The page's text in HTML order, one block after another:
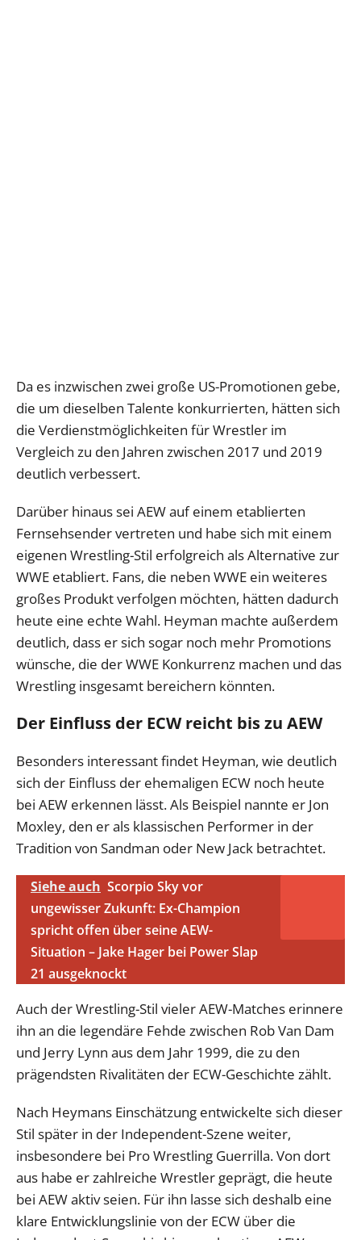
Da es inzwischen zwei große US-Promotionen gebe,
die um dieselben Talente konkurrierten, hätten sich
die Verdienstmöglichkeiten für Wrestler im
Vergleich zu den Jahren zwischen 2017 und 2019
deutlich verbessert.
Darüber hinaus sei AEW auf einem etablierten
Fernsehsender vertreten und habe sich mit einem
eigenen Wrestling-Stil erfolgreich als Alternative zur
WWE etabliert. Fans, die neben WWE ein weiteres
großes Produkt verfolgen möchten, hätten dadurch
heute eine echte Wahl. Heyman machte außerdem
deutlich, dass er sich sogar noch mehr Promotions
wünsche, die der WWE Konkurrenz machen und das
Wrestling insgesamt bereichern könnten.
Der Einfluss der ECW reicht bis zu AEW
Besonders interessant findet Heyman, wie deutlich
sich der Einfluss der ehemaligen ECW noch heute
bei AEW erkennen lässt. Als Beispiel nannte er Jon
Moxley, den er als klassischen Performer in der
Tradition von Sandman oder New Jack betrachtet.
Siehe auch Scorpio Sky vor
ungewisser Zukunft: Ex-Champion
spricht offen über seine AEW-
Situation – Jake Hager bei Power Slap
21 ausgeknockt
Auch der Wrestling-Stil vieler AEW-Matches erinnere
ihn an die legendäre Fehde zwischen Rob Van Dam
und Jerry Lynn aus dem Jahr 1999, die zu den
prägendsten Rivalitäten der ECW-Geschichte zählt.
Nach Heymans Einschätzung entwickelte sich dieser
Stil später in der Independent-Szene weiter,
insbesondere bei Pro Wrestling Guerrilla. Von dort
aus habe er zahlreiche Wrestler geprägt, die heute
bei AEW aktiv seien. Für ihn lasse sich deshalb eine
klare Entwicklungslinie von der ECW über die